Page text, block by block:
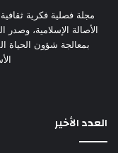
مجلة فصلية فكرية
بمعالجة شؤون الحياة
العدد الأخير